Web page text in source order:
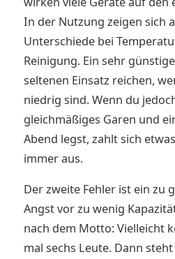
In der Nutzung zeigen sich
Unterschiede bei
Reinigung. Ein sehr
seltenen Einsatz reichen,
niedrig sind. Wenn du
gleichmäßiges Garen und
Abend legst, zahlt sich
immer aus.
Der zweite Fehler ist ein zu
Angst vor zu wenig
nach dem Motto: Vielleicht
mal sechs Leute. Dann